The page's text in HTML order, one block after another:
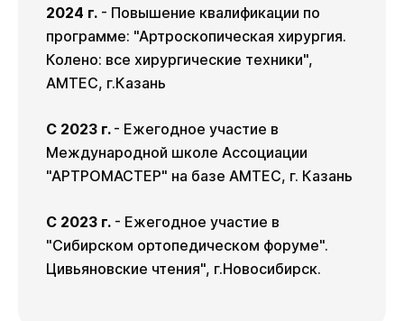
2024 г. - Повышение квалификации по
программе: "Артроскопическая хирургия.
Колено: все хирургические техники",
AMTEC, г.Казань
С 2023 г. - Ежегодное участие в
Международной школе Ассоциации
"АРТРОМАСТЕР" на базе AMTEC, г. Казань
С 2023 г. - Ежегодное участие в
"Сибирском ортопедическом форуме".
Цивьяновские чтения", г.Новосибирск.